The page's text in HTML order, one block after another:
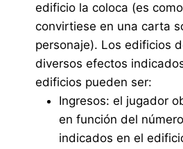
edificio la coloca (es
convirtiese en una carta
personaje). Los edificios
diversos efectos
edificios pueden ser:
Ingresos: el jugador
en función del
indicados en el